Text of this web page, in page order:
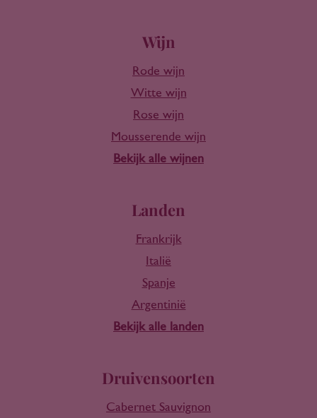
Wijn
Rode wijn
Witte wijn
Rose wijn
Mousserende wijn
Bekijk alle wijnen
Landen
Frankrijk
Italië
Spanje
Argentinië
Bekijk alle landen
Druivensoorten
Cabernet Sauvignon